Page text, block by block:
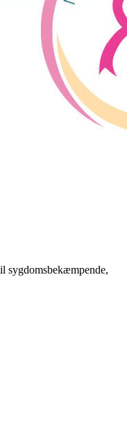
sygdomsbekæmpende,